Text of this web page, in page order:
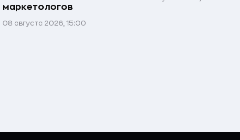
маркетологов
08 августа 2026, 15:00